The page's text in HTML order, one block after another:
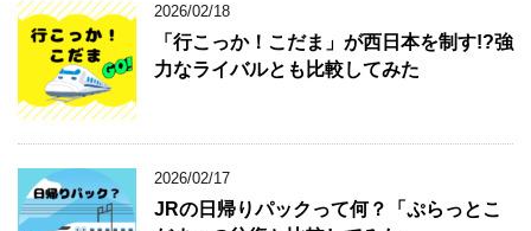
2026/02/18
「行こっか！こだま」が西日本を制す!?強
力なライバルとも比較してみた
2026/02/17
JRの日帰りパックって何？「ぷらっとこ